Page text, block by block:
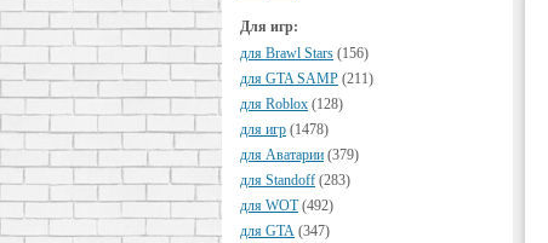
Для игр:
для Brawl Stars (156)
для GTA SAMP (211)
для Roblox (128)
для игр (1478)
для Аватарии (379)
для Standoff (283)
для WOT (492)
для GTA (347)